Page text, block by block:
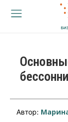
Автор: